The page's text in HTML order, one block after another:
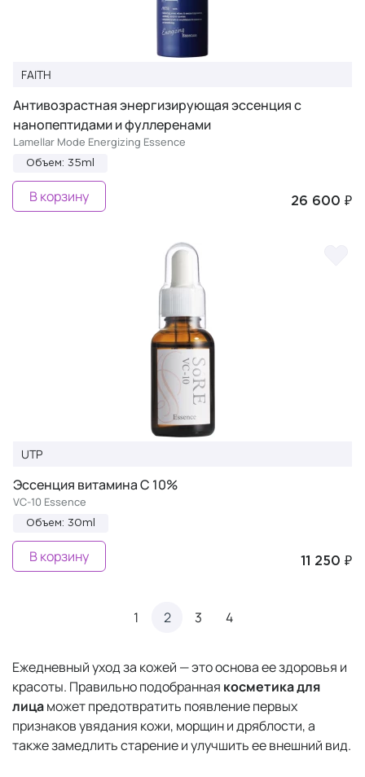
FAITH
Антивозрастная энергизирующая эссенция с
нанопептидами и фуллеренами
Lamellar Mode Energizing Essence
Объем: 35ml
26 600 ₽
В корзину
UTP
Эссенция витамина С 10%
VC-10 Essence
Объем: 30ml
11 250 ₽
В корзину
1 2 3 4
Ежедневный уход за кожей — это основа ее здоровья и
красоты. Правильно подобранная косметика для
лицаможет предотвратить появление первых
признаков увядания кожи, морщин и дряблости, а
также замедлить старение и улучшить ее внешний вид.